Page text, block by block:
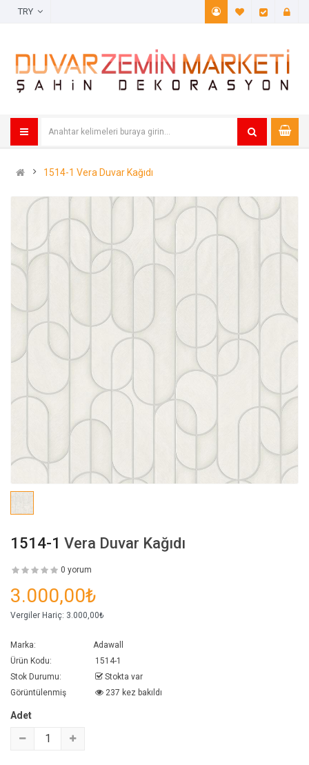
A. Listem
1514-1 Vera Duvar Kağıdı
1514-1 Vera Duvar Kağıdı
0 yorum
3.000,00₺
Vergiler Hariç: 3.000,00₺
Marka:
Adawall
Ürün Kodu:
1514-1
Stok Durumu:
Stokta var
Görüntülenmiş
237 kez bakıldı
Adet